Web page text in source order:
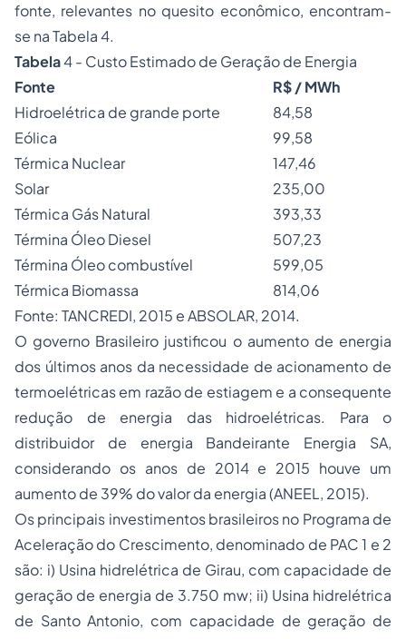
fonte, relevantes no quesito econômico, encontram-
se na Tabela 4.
Tabela4 - Custo Estimado de Geração de Energia
Fonte
R$ / MWh
Hidroelétrica de grande porte
84,58
Eólica
99,58
Térmica Nuclear
147,46
Solar
235,00
Térmica Gás Natural
393,33
Términa Óleo Diesel
507,23
Términa Óleo combustível
599,05
Térmica Biomassa
814,06
Fonte: TANCREDI, 2015 e ABSOLAR, 2014.
O governo Brasileiro justificou o aumento de energia
dos últimos anos da necessidade de acionamento de
termoelétricas em razão de estiagem e a consequente
redução de energia das hidroelétricas. Para o
distribuidor de energia Bandeirante Energia SA,
considerando os anos de 2014 e 2015 houve um
aumento de 39% do valor da energia (ANEEL, 2015).
Os principais investimentos brasileiros no Programa de
Aceleração do Crescimento, denominado de PAC 1 e 2
são: i) Usina hidrelétrica de Girau, com capacidade de
geração de energia de 3.750 mw; ii) Usina hidrelétrica
de Santo Antonio, com capacidade de geração de